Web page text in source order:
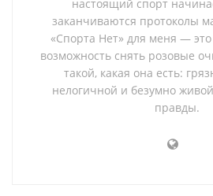
настоящий спорт
заканчиваются протоколы
«Спорта Нет» для меня —
возможность снять розовые
такой, какая она есть:
нелогичной и безумно
правды.